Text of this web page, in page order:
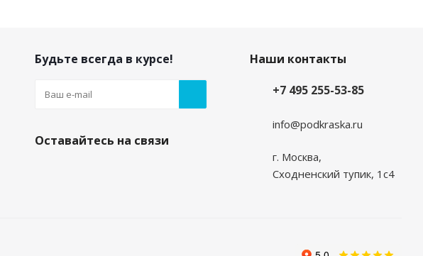
Будьте всегда в курсе!
Оставайтесь на связи
Наши контакты
+7 495 255-53-85
info@podkraska.ru
г. Москва,
Сходненский тупик, 1с4